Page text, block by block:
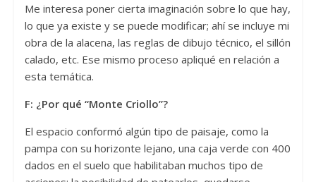
Me interesa poner cierta imaginación sobre lo que hay,
lo que ya existe y se puede modificar; ahí se incluye mi
obra de la alacena, las reglas de dibujo técnico, el sillón
calado, etc. Ese mismo proceso apliqué en relación a
esta temática.
F: ¿Por qué “Monte Criollo”?
El espacio conformó algún tipo de paisaje, como la
pampa con su horizonte lejano, una caja verde con 400
dados en el suelo que habilitaban muchos tipo de